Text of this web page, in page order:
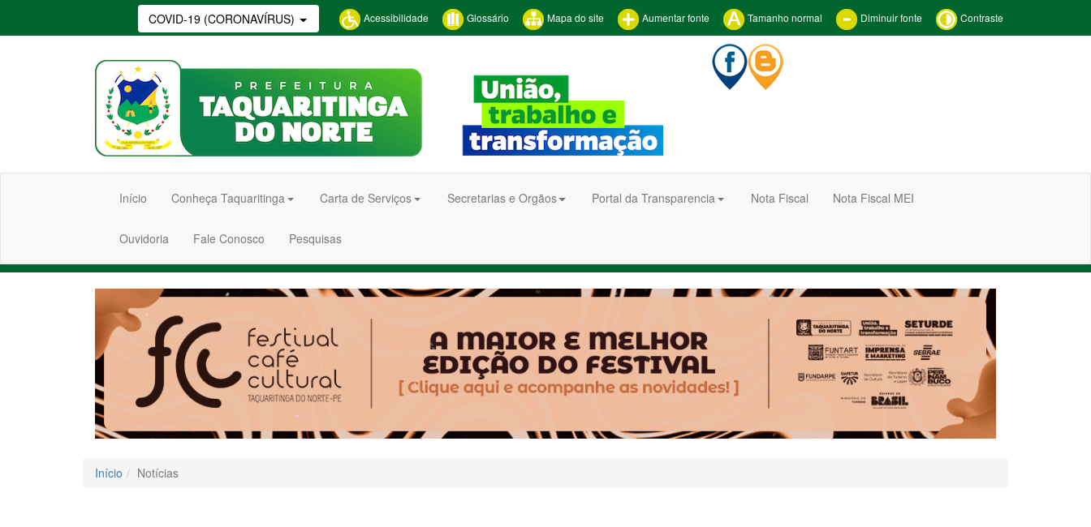
COVID-19 (CORONAVÍRUS) Acessibilidade Glossário Mapa do site Aumentar fonte Tamanho normal Diminuir fonte Contraste
Início Conheça Taquaritinga Carta de Serviços Secretarias e Orgãos Portal da Transparencia Nota Fiscal Nota Fiscal MEI
Ouvidoria Fale Conosco Pesquisas
Início Notícias